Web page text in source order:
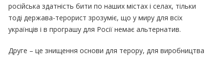
російська здатність бити по наших містах і селах, тільки
тоді держава-терорист зрозуміє, що у миру для всіх
українців і в програшу для Росії немає альтернатив.
Друге – це знищення основи для терору, для виробництва